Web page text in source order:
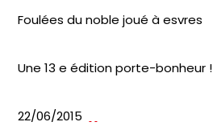
Foulées du noble joué à esvres
Une 13 e édition porte-bonheur !
22/06/2015